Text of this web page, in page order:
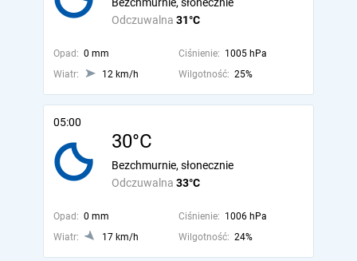
Odczuwalna 31°C
Opad: 0 mm Ciśnienie: 1005 hPa
Wiatr:
12 km/h Wilgotność: 25%
05:00
30°C
Odczuwalna 33°C
Bezchmurnie, słonecznie
Opad: 0 mm Ciśnienie: 1006 hPa
Wiatr:
17 km/h Wilgotność: 24%